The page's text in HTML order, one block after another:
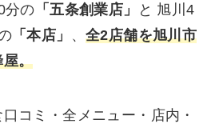
分の 「五条創業店」
と 旭川4
「本店」 、 全2店舗を旭川市
屋。
コミ・全メニュー・店内・